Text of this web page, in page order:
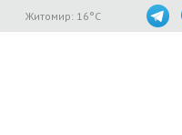
Житомир: 16°C